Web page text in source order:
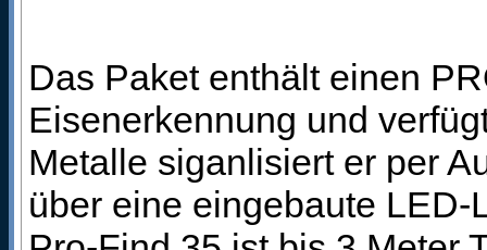
Das Paket enthält einen
Eisenerkennung und
Metalle siganlisiert er per
über eine eingebaute